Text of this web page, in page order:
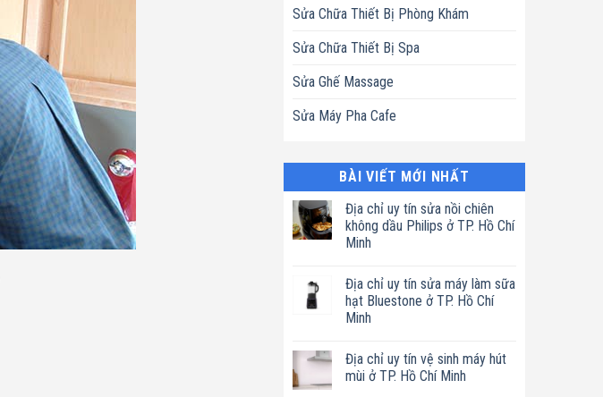
Sửa Chữa Thiết Bị Phòng Khám
Sửa Chữa Thiết Bị Spa
Sửa Ghế Massage
Sửa Máy Pha Cafe
BÀI VIẾT MỚI NHẤT
Địa chỉ uy tín sửa nồi chiên
không dầu Philips ở TP. Hồ Chí
Minh
bình
luận
ở
Địa
tín
sửa
nồi
Địa chỉ uy tín sửa máy làm sữa
hạt Bluestone ở TP. Hồ Chí
Minh
bình
luận
ở
Địa chỉ uy tín vệ sinh máy hút
mùi ở TP. Hồ Chí Minh